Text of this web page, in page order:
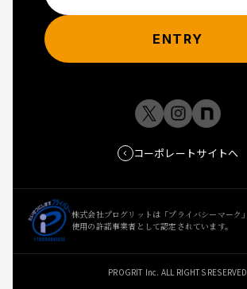
コーポレートサイトへ
ENTRY
株式会社プログリットは「プライバシーマーク」
使用の許諾事業者として認定されています。
PROGRIT Inc. ALL RIGHTS RESERVED